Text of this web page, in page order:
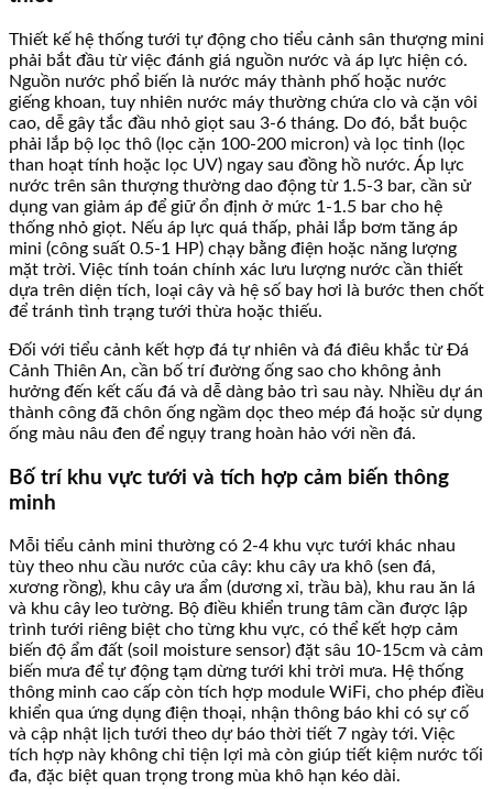
Thiết kế hệ thống tưới tự động cho tiểu cảnh sân thượng mini
phải bắt đầu từ việc đánh giá nguồn nước và áp lực hiện có.
Nguồn nước phổ biến là nước máy thành phố hoặc nước
giếng khoan, tuy nhiên nước máy thường chứa clo và cặn vôi
cao, dễ gây tắc đầu nhỏ giọt sau 3-6 tháng. Do đó, bắt buộc
phải lắp bộ lọc thô (lọc cặn 100-200 micron) và lọc tinh (lọc
than hoạt tính hoặc lọc UV) ngay sau đồng hồ nước. Áp lực
nước trên sân thượng thường dao động từ 1.5-3 bar, cần sử
dụng van giảm áp để giữ ổn định ở mức 1-1.5 bar cho hệ
thống nhỏ giọt. Nếu áp lực quá thấp, phải lắp bơm tăng áp
mini (công suất 0.5-1 HP) chạy bằng điện hoặc năng lượng
mặt trời. Việc tính toán chính xác lưu lượng nước cần thiết
dựa trên diện tích, loại cây và hệ số bay hơi là bước then chốt
để tránh tình trạng tưới thừa hoặc thiếu.
Đối với tiểu cảnh kết hợp đá tự nhiên và đá điêu khắc từ Đá
Cảnh Thiên An, cần bố trí đường ống sao cho không ảnh
hưởng đến kết cấu đá và dễ dàng bảo trì sau này. Nhiều dự án
thành công đã chôn ống ngầm dọc theo mép đá hoặc sử dụng
ống màu nâu đen để ngụy trang hoàn hảo với nền đá.
Bố trí khu vực tưới và tích hợp cảm biến thông
minh
Mỗi tiểu cảnh mini thường có 2-4 khu vực tưới khác nhau
tùy theo nhu cầu nước của cây: khu cây ưa khô (sen đá,
xương rồng), khu cây ưa ẩm (dương xỉ, trầu bà), khu rau ăn lá
và khu cây leo tường. Bộ điều khiển trung tâm cần được lập
trình tưới riêng biệt cho từng khu vực, có thể kết hợp cảm
biến độ ẩm đất (soil moisture sensor) đặt sâu 10-15cm và cảm
biến mưa để tự động tạm dừng tưới khi trời mưa. Hệ thống
thông minh cao cấp còn tích hợp module WiFi, cho phép điều
khiển qua ứng dụng điện thoại, nhận thông báo khi có sự cố
và cập nhật lịch tưới theo dự báo thời tiết 7 ngày tới. Việc
tích hợp này không chỉ tiện lợi mà còn giúp tiết kiệm nước tối
đa, đặc biệt quan trọng trong mùa khô hạn kéo dài.